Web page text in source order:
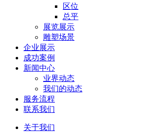
区位
总平
展览展示
雕塑场景
企业展示
成功案例
新闻中心
业界动态
我们的动态
服务流程
联系我们
关于我们